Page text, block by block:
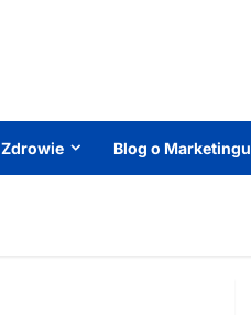
Zdrowie Blog o Marketingu